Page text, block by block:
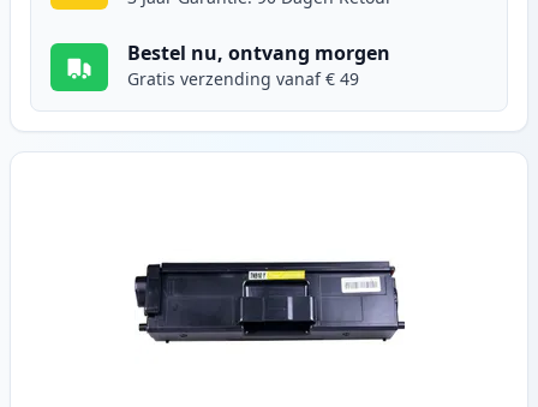
Bestel nu, ontvang morgen
Gratis verzending vanaf € 49